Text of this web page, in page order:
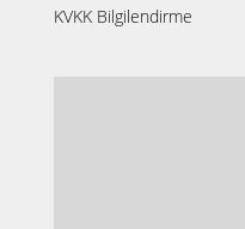
KVKK Bilgilendirme